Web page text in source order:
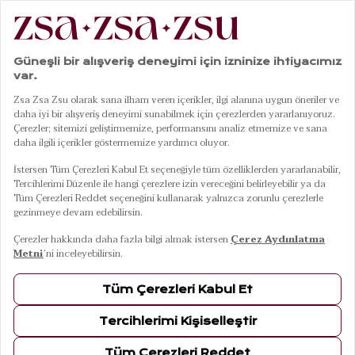
Kibrit
FILTRELE SIRALA
Staffordshire Figure
Wonder Woman Renkli